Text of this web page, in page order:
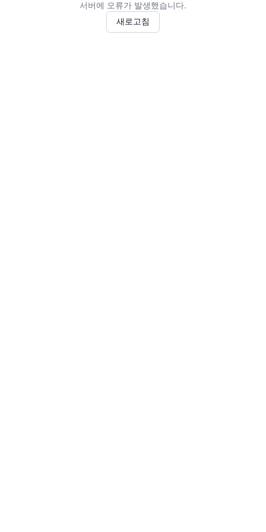
서버에 오류가 발생했습니다.
새로고침